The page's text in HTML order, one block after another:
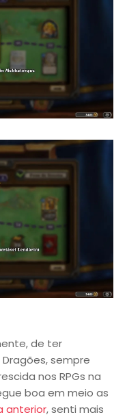
de ter
sempre
nos RPGs na
boa em meio as
anterior, senti mais